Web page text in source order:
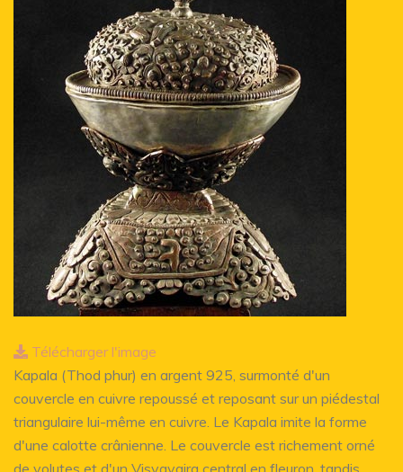
Télécharger l'image
Kapala (Thod phur) en argent 925, surmonté d'un
couvercle en cuivre repoussé et reposant sur un piédestal
triangulaire lui-même en cuivre. Le Kapala imite la forme
d'une calotte crânienne. Le couvercle est richement orné
de volutes et d'un Visvavajra central en fleuron, tandis